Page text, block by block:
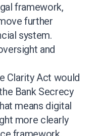
framework,
further
system.
and
Clarity Act would
Bank Secrecy
means digital
more clearly